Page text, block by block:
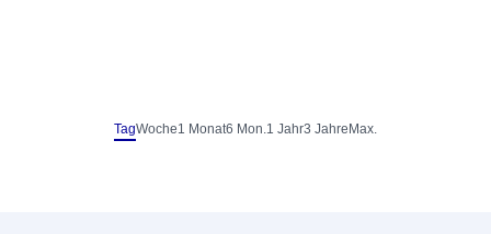
TagWoche1 Monat6 Mon.1 Jahr3 Jahre Max.